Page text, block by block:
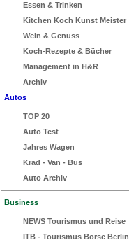
Essen & Trinken
Kitchen Koch Kunst Meister
Wein & Genuss
Koch-Rezepte & Bücher
Management in H&R
Archiv
Autos
TOP 20
Auto Test
Jahres Wagen
Krad - Van - Bus
Auto Archiv
Business
NEWS Tourismus und Reise
ITB - Tourismus Börse Berlin